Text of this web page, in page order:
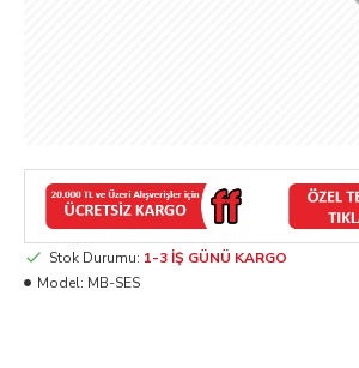
Stok Durumu: 1-3 İŞ GÜNÜ KARGO
Model: MB-SES